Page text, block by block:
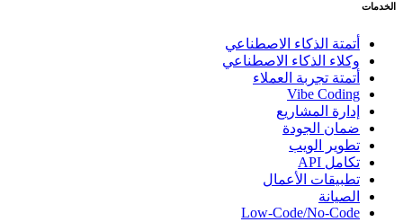
الخدمات
أتمتة الذكاء الاصطناعي
وكلاء الذكاء الاصطناعي
أتمتة تجربة العملاء
Vibe Coding
إدارة المشاريع
ضمان الجودة
تطوير الويب
تكامل API
تطبيقات الأعمال
الصيانة
Low-Code/No-Code